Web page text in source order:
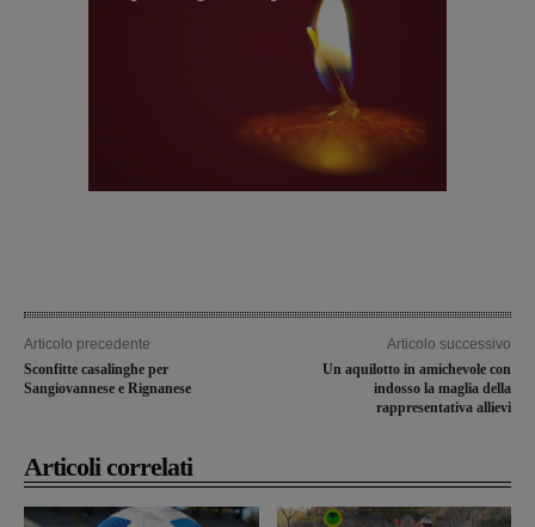
Articolo precedente
Sconfitte casalinghe per
Sangiovannese e Rignanese
Articolo successivo
Un aquilotto in amichevole con
indosso la maglia della
rappresentativa allievi
Articoli correlati